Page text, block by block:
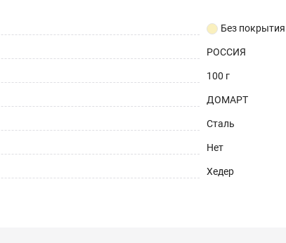
Без покрытия
РОССИЯ
100 г
ДОМАРТ
Сталь
Нет
Хедер